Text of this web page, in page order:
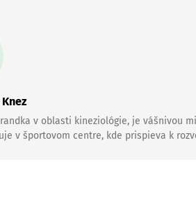
v oblasti kineziológie, je vášnivou
v športovom centre, kde prispieva k